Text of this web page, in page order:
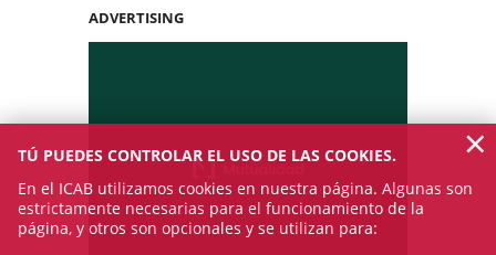
ADVERTISING
TÚ PUEDES CONTROLAR EL USO DE LAS COOKIES.
En el ICAB utilizamos cookies en nuestra página. Algunas son
estrictamente necesarias para el funcionamiento de la
página, y otros son opcionales y se utilizan para:
×